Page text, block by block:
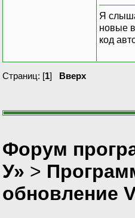
Я
новые
код
Страниц: [1] Вверх
Форум
У» >
обновление